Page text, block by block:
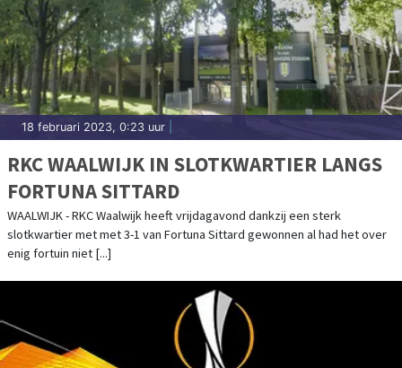
18 februari 2023, 0:23 uur
RKC WAALWIJK IN SLOTKWARTIER LANGS
FORTUNA SITTARD
WAALWIJK - RKC Waalwijk heeft vrijdagavond dankzij een sterk
slotkwartier met met 3-1 van Fortuna Sittard gewonnen al had het over
enig fortuin niet [...]